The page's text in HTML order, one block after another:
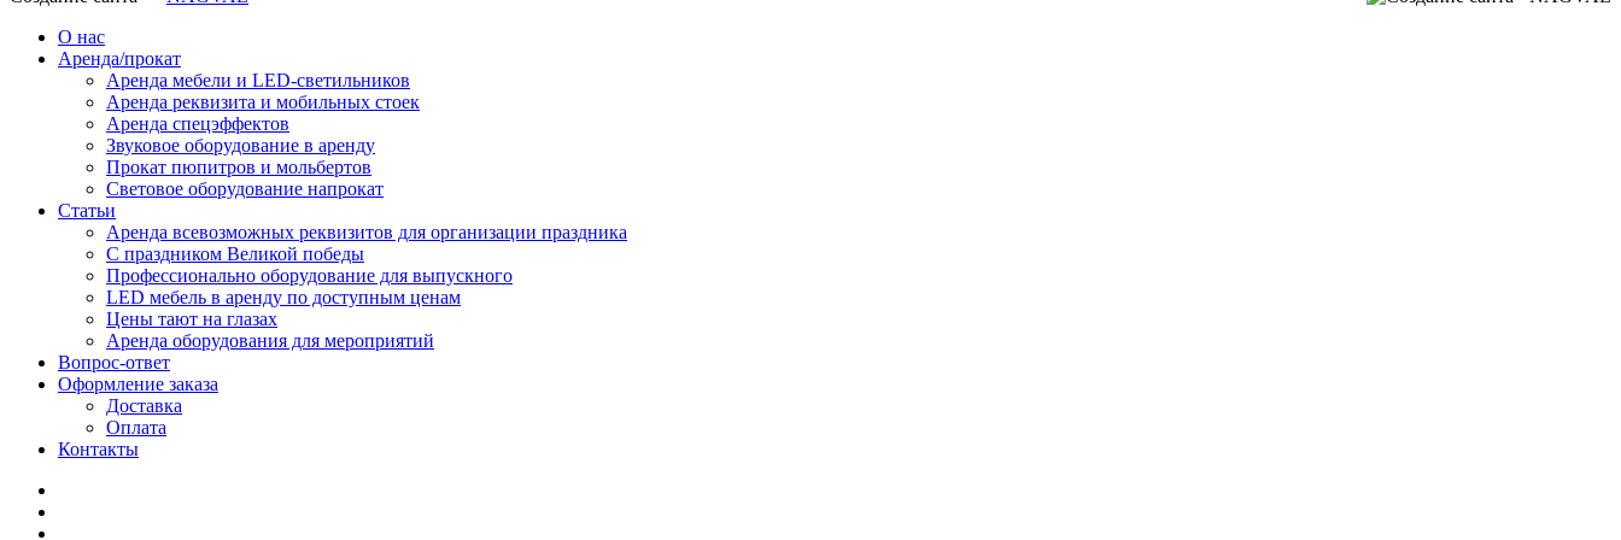
О нас
Аренда/прокат
Аренда мебели и LED-светильников
Аренда реквизита и мобильных стоек
Аренда спецэффектов
Звуковое оборудование в аренду
Прокат пюпитров и мольбертов
Световое оборудование напрокат
Статьи
Аренда всевозможных реквизитов для организации праздника
С праздником Великой победы
Профессионально оборудование для выпускного
LED мебель в аренду по доступным ценам
Цены тают на глазах
Аренда оборудования для мероприятий
Вопрос-ответ
Оформление заказа
Доставка
Оплата
Контакты